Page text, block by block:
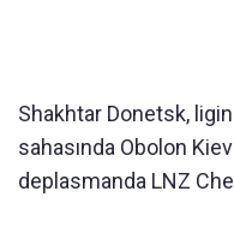
Shakhtar Donetsk,
sahasında Obolon
deplasmanda LNZ